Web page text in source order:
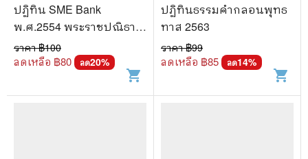
ปฏิทิน SME Bank
พ.ศ.2554 พระราชปณิธาน
สานสร้างสุข
ราคา ฿100
ลดเหลือ ฿80 ลด20%
shopping_cart
ปฏิทินธรรมคำกลอนพุทธ
ทาส 2563
ราคา ฿99
ลดเหลือ ฿85 ลด14%
shopping_cart